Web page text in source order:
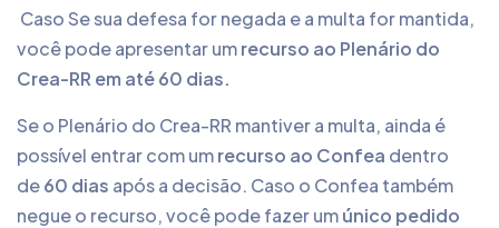
Caso Se sua defesa for negada e a multa for mantida,
você pode apresentar umrecurso ao Plenário do
Crea-RR em até 60 dias.
Se o Plenário do Crea-RR mantiver a multa, ainda é
possível entrar com umrecurso ao Confea dentro
de60 dias após a decisão. Caso o Confea também
negue o recurso, você pode fazer umúnico pedido